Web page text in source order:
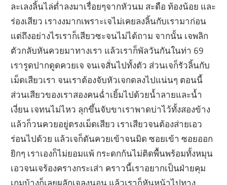
ละเลงลิ้นไล่ต่ำลงมาเรื่อยๆจากหัวนม สะดือ ท้องน้อย และ
ร่องเสียว เรางงมากเพราะเจไม่เคยลงลิ้นกับเรามาก่อน
แต่ถึงอย่างไรเราก็เสียวซะจนไม่ได้ถาม จากนั้น เจพลิก
ตัวกลับหันควยมาทางเรา แล้วเราก็พัลวันกันในท่า 69
เรารูดปากดูดควยเจ จนเจสั่นไปทั้งตัว ส่วนเจก็รัวลิ้นกับ
เม็ดเสียวเรา จนเราต้องจับหัวเจกดลงไปแน่นๆ ตอนนี้
ส่วนเสียวของเราสองคนฉ่ำเยิ้มไปด้วยน้ำลายและน้ำ
เงี่ยน เจทนไม่ไหว ลุกขึ้นจับขาเราพาดบ่าไว้ทั้งสองข้าง
แล้วก็วนควยอยู่ตรงเม็ดเสียว เราเสียวจนต้องส่ายเอว
ร่อนไปด้วย แล้วเจก็ดันควยเข้าจนมิด ซอยเข้า ซอยออก
ยิกๆ เราเองก็ไม่ยอมแพ้ กระดกก้นไม่ติดพื้นพร้อมทั้งหมุน
เอวจนเจร้องครางกระเส่า คราวนี้เราอยากเป็นฝ่ายคุม
เกมบ้างก็เลยผลักเจลงนอน แล้วเราก็หันหน้าไปทาง